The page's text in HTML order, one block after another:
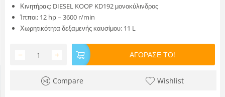
Κινητήρας: DIESEL KOOP KD192 μονοκύλινδρος
Ίπποι: 12 hp – 3600 r/min
Χωρητικότητα δεξαμενής καυσίμου: 11 L
+
− ΑΓΟΡΑΣΕ ΤΟ!
Compare Wishlist